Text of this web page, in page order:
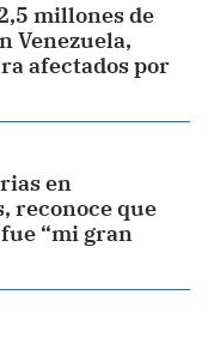
millones de
Venezuela,
afectados por
en
reconoce que
“mi gran